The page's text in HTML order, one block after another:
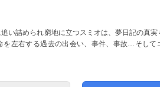
い詰められ窮地に立つスミオは、夢日記の真実
左右する過去の出会い、事件、事故…そして